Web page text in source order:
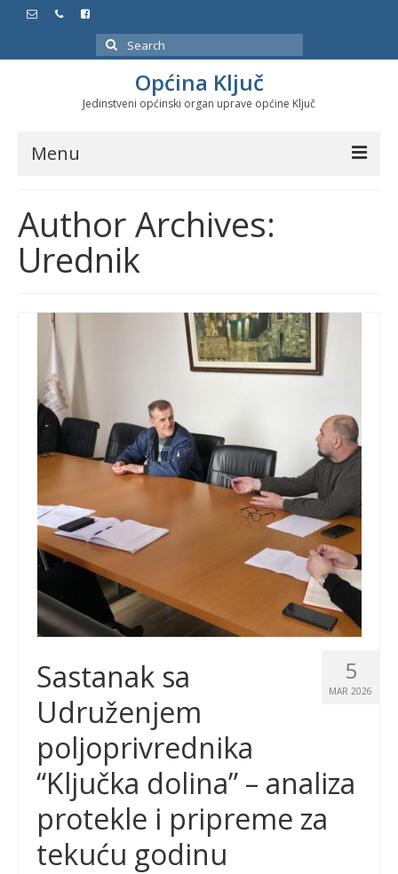
Search
for:
Općina Ključ
Jedinstveni općinski organ uprave općine Ključ
Menu
Službeni glasnici
Javne nabavke
Značajni datumi i manifestacije
Program energetske efikasnosti u stambenom
sektoru
Author Archives:
Urednik
5
MAR 2026
Sastanak sa
Udruženjem
poljoprivrednika
“Ključka dolina” – analiza
protekle i pripreme za
tekuću godinu